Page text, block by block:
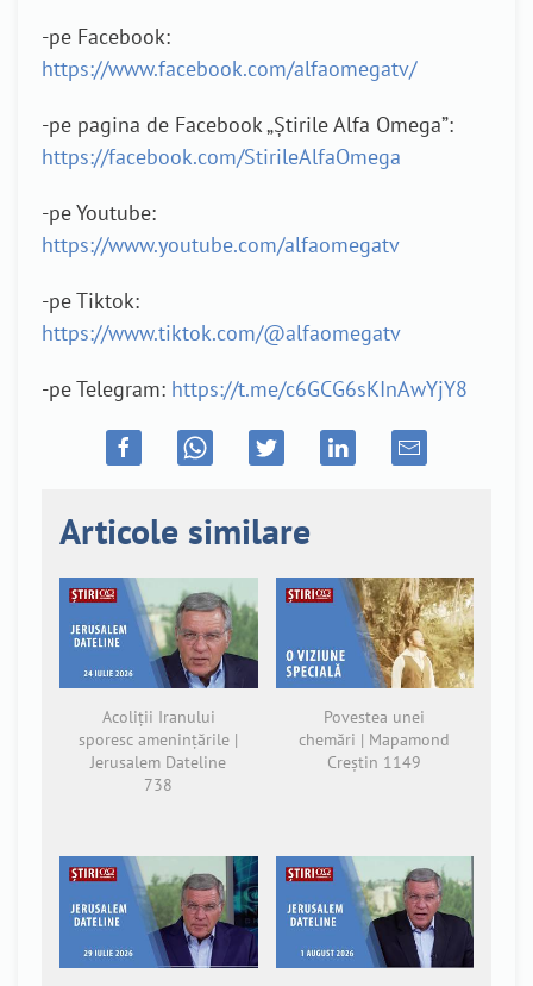
-pe Facebook:
https://www.facebook.com/alfaomegatv/
-pe pagina de Facebook „Știrile Alfa Omega”:
https://facebook.com/StirileAlfaOmega
-pe Youtube:
https://www.youtube.com/alfaomegatv
-pe Tiktok:
https://www.tiktok.com/@alfaomegatv
-pe Telegram: https://t.me/c6GCG6sKInAwYjY8
Articole similare
Acoliții Iranului
sporesc amenințările |
Jerusalem Dateline
738
Povestea unei
chemări | Mapamond
Creștin 1149